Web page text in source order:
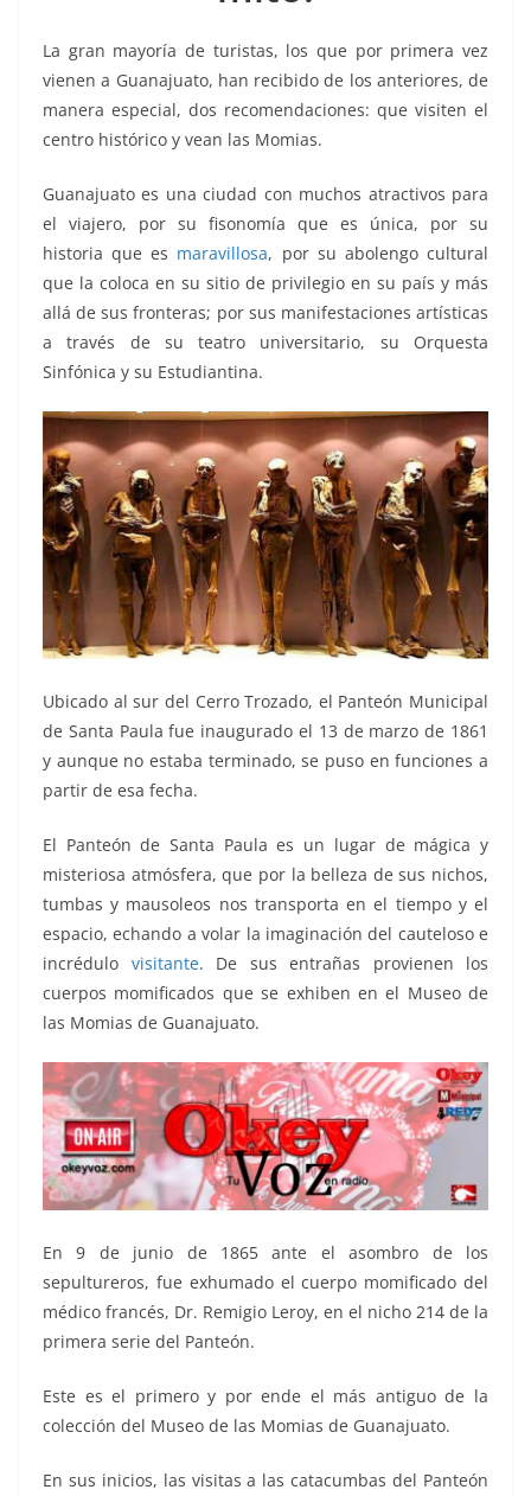
k
La gran mayoría de turistas, los que por primera vez
vienen a Guanajuato, han recibido de los anteriores, de
manera especial, dos recomendaciones: que visiten el
centro histórico y vean las Momias.
Guanajuato es una ciudad con muchos atractivos para
el viajero, por su fisonomía que es única, por su
historia que es maravillosa, por su abolengo cultural
que la coloca en su sitio de privilegio en su país y más
allá de sus fronteras; por sus manifestaciones artísticas
a través de su teatro universitario, su Orquesta
Sinfónica y su Estudiantina.
Ubicado al sur del Cerro Trozado, el Panteón Municipal
de Santa Paula fue inaugurado el 13 de marzo de 1861
y aunque no estaba terminado, se puso en funciones a
partir de esa fecha.
El Panteón de Santa Paula es un lugar de mágica y
misteriosa atmósfera, que por la belleza de sus nichos,
tumbas y mausoleos nos transporta en el tiempo y el
espacio, echando a volar la imaginación del cauteloso e
incrédulo visitante. De sus entrañas provienen los
cuerpos momificados que se exhiben en el Museo de
las Momias de Guanajuato.
En 9 de junio de 1865 ante el asombro de los
sepultureros, fue exhumado el cuerpo momificado del
médico francés, Dr. Remigio Leroy, en el nicho 214 de la
primera serie del Panteón.
Este es el primero y por ende el más antiguo de la
colección del Museo de las Momias de Guanajuato.
En sus inicios, las visitas a las catacumbas del Panteón